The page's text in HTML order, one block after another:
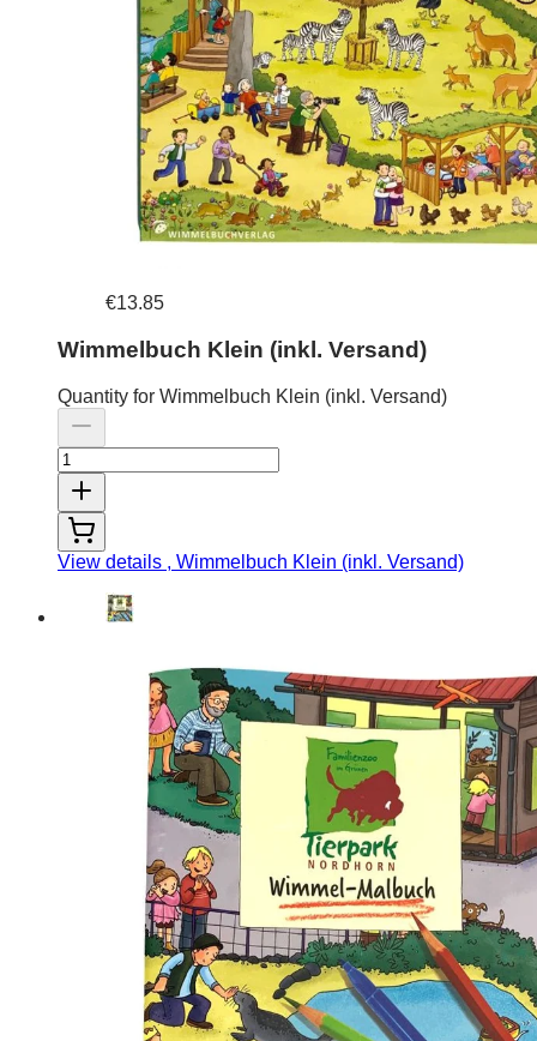
€13.85
Wimmelbuch Klein (inkl. Versand)
Quantity for Wimmelbuch Klein (inkl. Versand)
View details , Wimmelbuch Klein (inkl. Versand)